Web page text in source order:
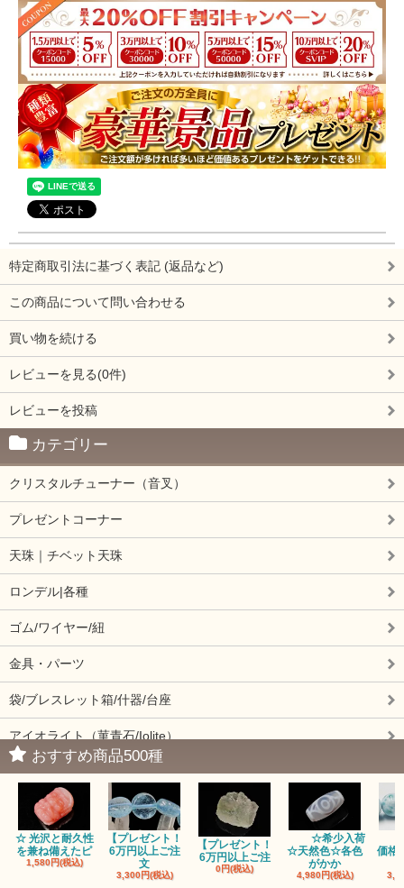
特定商取引法に基づく表記 (返品など)
この商品について問い合わせる
買い物を続ける
レビューを見る(0件)
レビューを投稿
カテゴリー
クリスタルチューナー（音叉）
プレゼントコーナー
天珠｜チベット天珠
ロンデル|各種
ゴム/ワイヤー/紐
金具・パーツ
袋/ブレスレット箱/什器/台座
アイオライト（菫青石/Iolite）
アイドクレーズ（Idocrase）（別名ベスビアナイト）
アクアマリン（藍玉/藍柱石/Aquamarine）
アクチノライトインクォーツ（Actinolite/緑閃石）
赤瑪瑙（レッドアゲート/カーネリアン）
おすすめ商品500種
☆ 光沢と耐久性
を兼ね備えたピ
1,580円(税込)
【プレゼント！
6万円以上ご注
文
3,300円(税込)
【プレゼント！
6万円以上ご注
0円(税込)
☆希少入荷
☆天然色☆各色
がかか
4,980円(税込)
価格